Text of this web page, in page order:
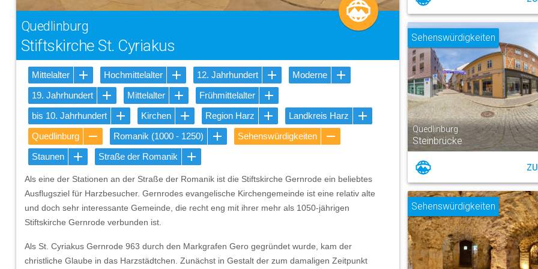
Quedlinburg
Stiftskirche St. Cyriakus
Mittelalter Hochmittelalter 12. Jahrhundert
Moderne
19. Jahrhundert
Mittelalter
Frühmittelalter
bis 10. Jahrhundert
Kirchen Region Harz
Landkreis Harz
Quedlinburg
Romanik (1000 - 1250)
Sehenswürdigkeiten
Staunen
Straße der Romanik
Als eine der Stationen an der Straße der Romanik ist die Stiftskirche Gernrode ein beliebtes
Ausflugsziel für Harzbesucher. Gernrodes evangelische Kirchengemeinde ist eine relativ alte
und doch sehr interessante Gemeinde, die recht eng mit ihrer mehr als 1050-jährigen
Stiftskirche Gernrode verbunden ist.
Als St. Cyriakus Gernrode 963 durch den Markgrafen Gero gegründet wurde, kam der
christliche Glaube in das Harzstädtchen. Zunächst in Gestalt der zum damaligen Zeitpunkt
Quedlinburg
Steinbrücke
Sehenswürdigkeiten
Sehenswürdigkeiten